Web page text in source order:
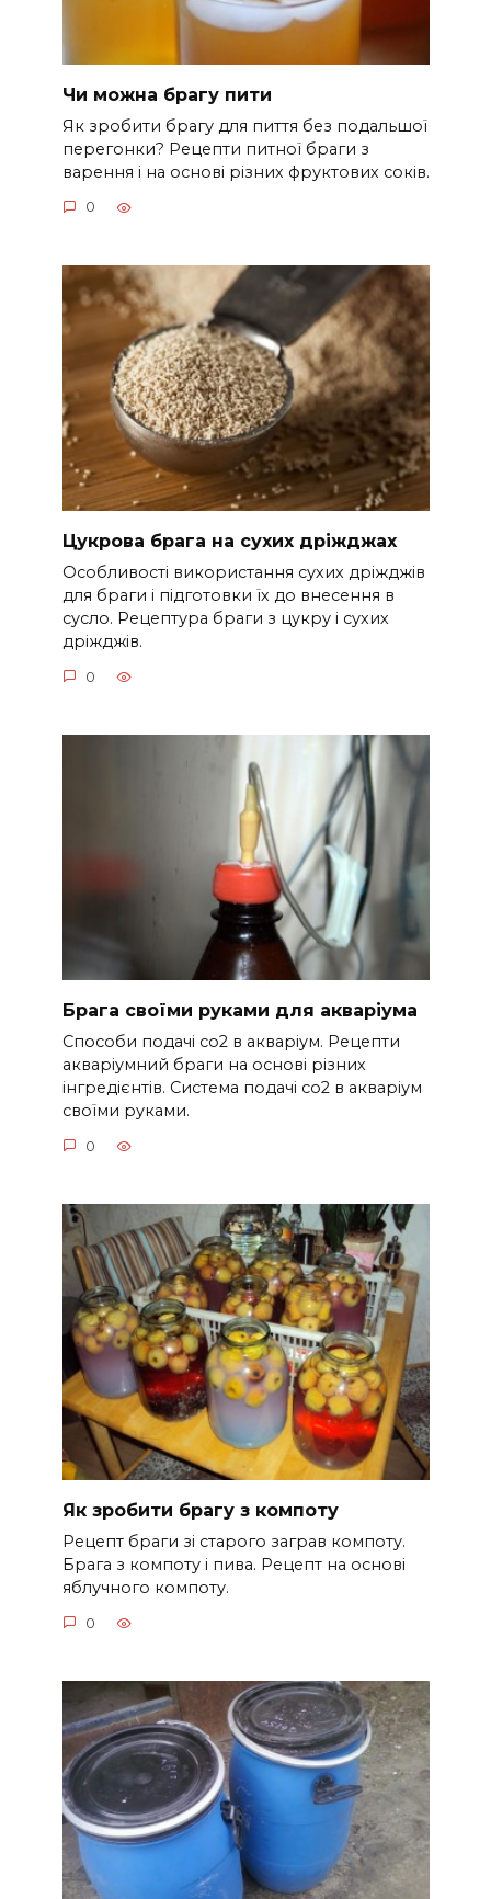
Чи можна брагу пити
Як зробити брагу для пиття без подальшої
перегонки? Рецепти питної браги з
варення і на основі різних фруктових соків.
0
Цукрова брага на сухих дріжджах
Особливості використання сухих дріжджів
для браги і підготовки їх до внесення в
сусло. Рецептура браги з цукру і сухих
дріжджів.
0
Брага своїми руками для акваріума
Способи подачі со2 в акваріум. Рецепти
акваріумний браги на основі різних
інгредієнтів. Система подачі co2 в акваріум
своїми руками.
0
Як зробити брагу з компоту
Рецепт браги зі старого заграв компоту.
Брага з компоту і пива. Рецепт на основі
яблучного компоту.
0